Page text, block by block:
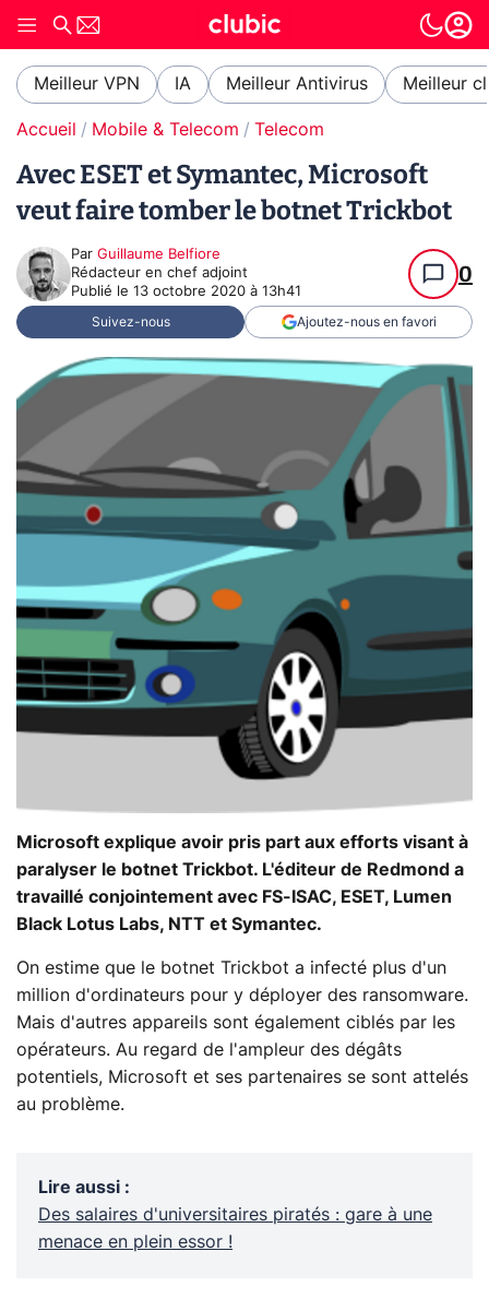
Meilleur VPN IA Meilleur Antivirus Meilleur
Accueil Mobile & Telecom Telecom
Avec ESET et Symantec, Microsoft
veut faire tomber le botnet Trickbot
Par Guillaume Belfiore
Rédacteur en chef adjoint
Publié le 13 octobre 2020 à 13h41
0
Suivez-nous Ajoutez-nous en favori
Microsoft explique avoir pris part aux efforts visant à
paralyser le botnet Trickbot. L'éditeur de Redmond a
travaillé conjointement avec FS-ISAC, ESET, Lumen
Black Lotus Labs, NTT et Symantec.
On estime que le botnet Trickbot a infecté plus d'un
million d'ordinateurs pour y déployer des ransomware.
Mais d'autres appareils sont également ciblés par les
opérateurs. Au regard de l'ampleur des dégâts
potentiels, Microsoft et ses partenaires se sont attelés
au problème.
Lire aussi :
Des salaires d'universitaires piratés : gare à une
menace en plein essor !